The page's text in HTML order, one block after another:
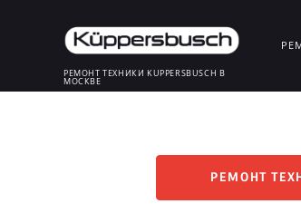
РЕМОНТ ТЕХНИКИ KUPPERSBUSCH В
МОСКВЕ
РЕМОНТ